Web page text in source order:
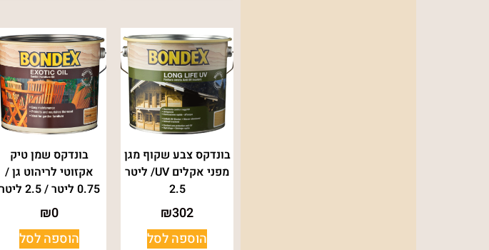
בונדקס צבע שקוף מגן
מפני אקלים UV/ ליטר
2.5
₪302
הוספה לסל
בונדקס שמן טיק
אקזוטי לריהוט גן /
0.75 ליטר / 2.5 ליטר
₪0
הוספה לסל